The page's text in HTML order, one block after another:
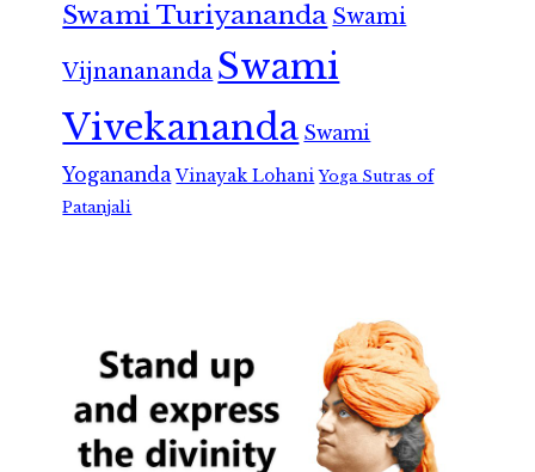
Swami Turiyananda Swami
Vijnanananda Swami
Vivekananda Swami
Yogananda Vinayak Lohani Yoga Sutras of
Patanjali